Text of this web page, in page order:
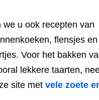
we u ook recepten van
flensjes
Voor het bakken
lekkere taarten,
site met vele zoete